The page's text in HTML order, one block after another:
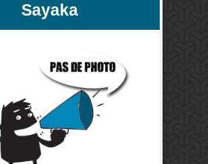
Sayaka